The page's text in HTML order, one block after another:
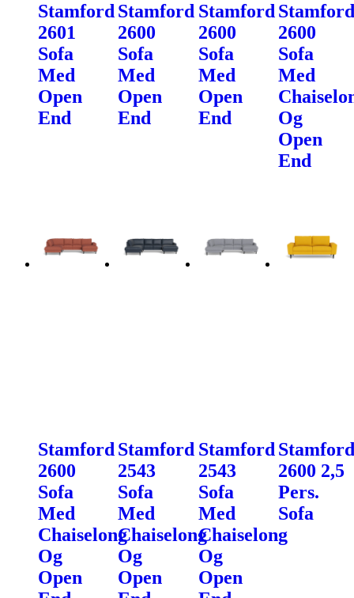
Stamford
2601
Sofa
Med
Open
End
Stamford
2600
Sofa
Med
Open
End
Stamford
2600
Sofa
Med
Open
End
Stamford
2600
Sofa
Med
Og
Open
End
Stamford
2600
Sofa
Med
Chaiselong
Og
Open
Stamford
2543
Sofa
Med
Chaiselong
Og
Open
Stamford
2543
Sofa
Med
Chaiselong
Og
Open
Stamford
2600 2,5
Pers.
Sofa